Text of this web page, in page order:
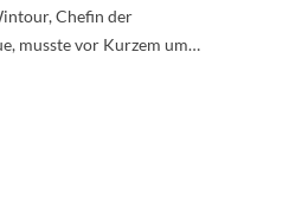
Chefin der
musste vor Kurzem um…